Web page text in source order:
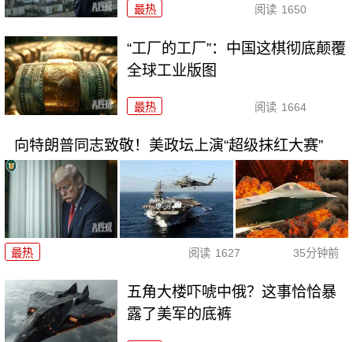
最热 阅读 1650
“工厂的工厂”：中国这棋彻底颠覆
全球工业版图
最热 阅读 1664
向特朗普同志致敬！美政坛上演“超级抹红大赛”
最热 阅读 1627 35分钟前
五角大楼吓唬中俄？这事恰恰暴
露了美军的底裤